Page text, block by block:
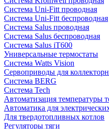
Система Uni-Fitt проводная
Система Uni-Fitt беспроводная
Система Salus проводная
Система Salus беспроводная
Система Salus iT600
Универсальные термостаты
Система Watts Vision
Сервоприводы для
Система BERG
Система Tech
Автоматизация температуры
Автоматика для
Для твердотопливных котлов
Регуляторы тяги